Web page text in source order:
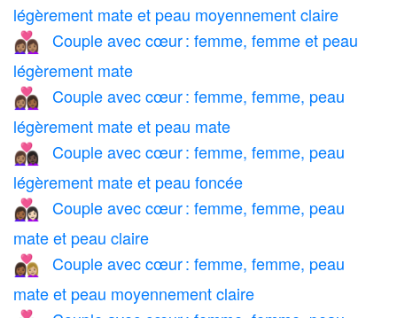
légèrement mate et peau moyennement claire
👩🏽‍❤️‍👩🏽 Couple avec cœur : femme, femme et peau
légèrement mate
👩🏽‍❤️‍👩🏾 Couple avec cœur : femme, femme, peau
légèrement mate et peau mate
👩🏽‍❤️‍👩🏿 Couple avec cœur : femme, femme, peau
légèrement mate et peau foncée
👩🏾‍❤️‍👩🏻 Couple avec cœur : femme, femme, peau
mate et peau claire
👩🏾‍❤️‍👩🏼 Couple avec cœur : femme, femme, peau
mate et peau moyennement claire